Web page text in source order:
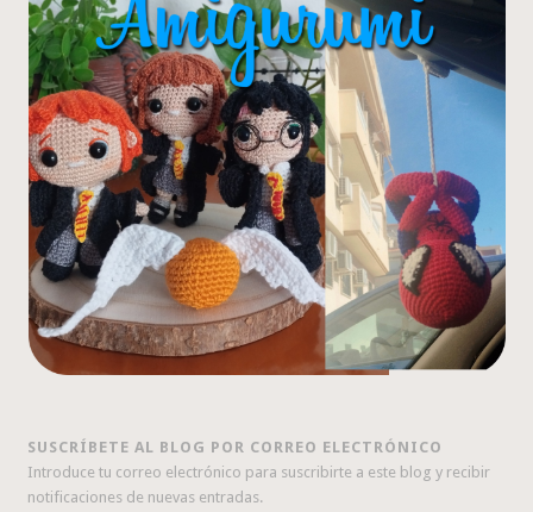
SUSCRÍBETE AL BLOG POR CORREO ELECTRÓNICO
Introduce tu correo electrónico para suscribirte a este blog y recibir
notificaciones de nuevas entradas.